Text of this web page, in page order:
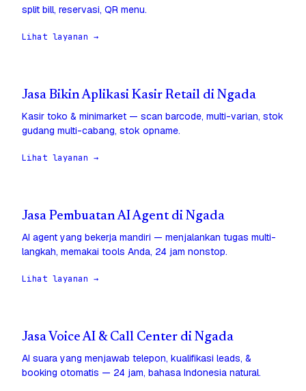
split bill, reservasi, QR menu.
Lihat layanan →
Jasa Bikin Aplikasi Kasir Retail di Ngada
Kasir toko & minimarket — scan barcode, multi-varian, stok
gudang multi-cabang, stok opname.
Lihat layanan →
Jasa Pembuatan AI Agent di Ngada
AI agent yang bekerja mandiri — menjalankan tugas multi-
langkah, memakai tools Anda, 24 jam nonstop.
Lihat layanan →
Jasa Voice AI & Call Center di Ngada
AI suara yang menjawab telepon, kualifikasi leads, &
booking otomatis — 24 jam, bahasa Indonesia natural.